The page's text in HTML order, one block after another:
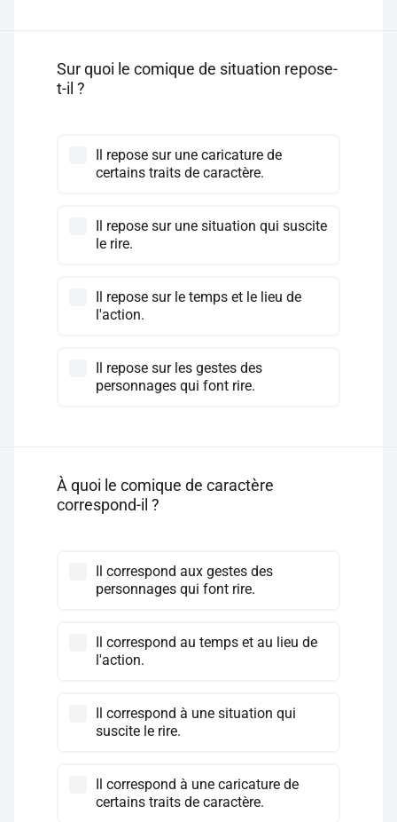
Sur quoi le comique de situation repose-
t-il ?
Il repose sur une caricature de
certains traits de caractère.
Il repose sur une situation qui suscite
le rire.
Il repose sur le temps et le lieu de
l'action.
Il repose sur les gestes des
personnages qui font rire.
À quoi le comique de caractère
correspond-il ?
Il correspond aux gestes des
personnages qui font rire.
Il correspond au temps et au lieu de
l'action.
Il correspond à une situation qui
suscite le rire.
Il correspond à une caricature de
certains traits de caractère.